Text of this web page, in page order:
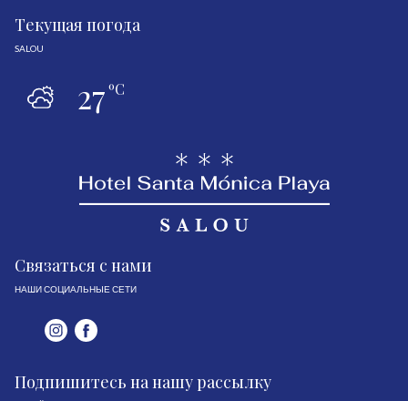
Tекущая погода
SALOU
27ºC
Связаться с нами
НАШИ СОЦИАЛЬНЫЕ СЕТИ
Подпишитесь на нашу рассылку